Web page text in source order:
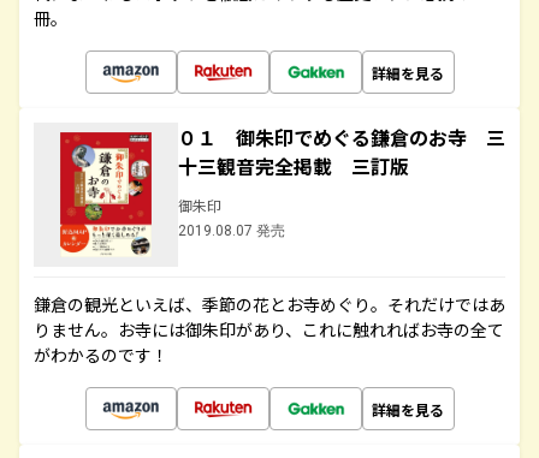
冊。
詳細を見る
０１ 御朱印でめぐる鎌倉のお寺 三
十三観音完全掲載 三訂版
御朱印
2019.08.07 発売
鎌倉の観光といえば、季節の花とお寺めぐり。それだけではあ
りません。お寺には御朱印があり、これに触れればお寺の全て
がわかるのです！
詳細を見る